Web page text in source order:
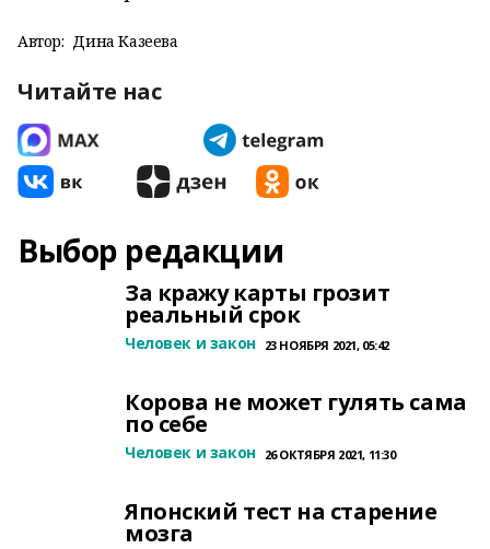
Автор: Дина Казеева
Читайте нас
Выбор редакции
За кражу карты грозит
реальный срок
Человек и закон 23 НОЯБРЯ 2021, 05:42
Корова не может гулять сама
по себе
Человек и закон 26 ОКТЯБРЯ 2021, 11:30
Японский тест на старение
мозга